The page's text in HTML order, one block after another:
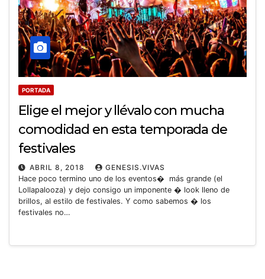
PORTADA
Elige el mejor y llévalo con mucha
comodidad en esta temporada de
festivales
ABRIL 8, 2018
GENESIS.VIVAS
Hace poco termino uno de los eventos� más grande (el
Lollapalooza) y dejo consigo un imponente � look lleno de
brillos, al estilo de festivales. Y como sabemos � los
festivales no…